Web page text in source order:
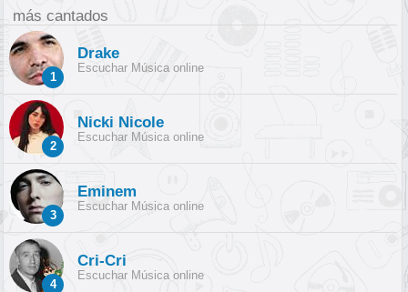
más cantados
1
Drake
Escuchar Música online
2
Nicki Nicole
Escuchar Música online
3
Eminem
Escuchar Música online
4
Cri-Cri
Escuchar Música online